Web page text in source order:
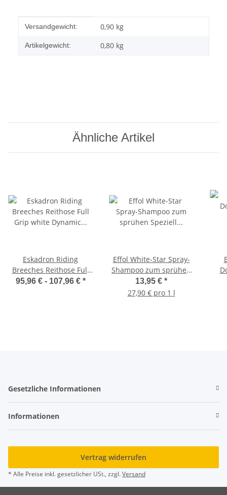
Produkteigenschaft
Wert
Versandgewicht: 0,90 kg
Artikelgewicht: 0,80 kg
Ähnliche Artikel
Eskadron Riding
Breeches Reithose Full
Grip white Dynamic S/S
95,96 € - 107,96 € *
Effol White-Star Spray-
Shampoo zum sprühen
Speziell für Schimmel
500 ml
13,95 € *
27,90 € pro 1 l
Gesetzliche Informationen
Informationen
Vertrag widerrufen
* Alle Preise inkl. gesetzlicher USt., zzgl.Versand